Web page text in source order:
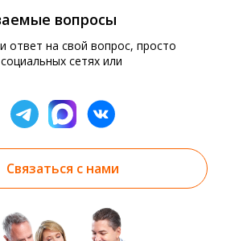
вопросы
ответ на свой вопрос, просто
сетях или
Связаться с нами